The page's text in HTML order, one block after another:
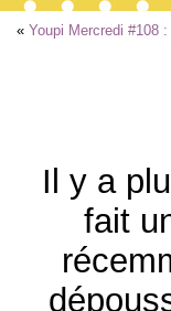
« Youpi Mercredi #108
Il y a
fait